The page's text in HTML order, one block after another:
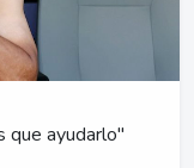
que ayudarlo"